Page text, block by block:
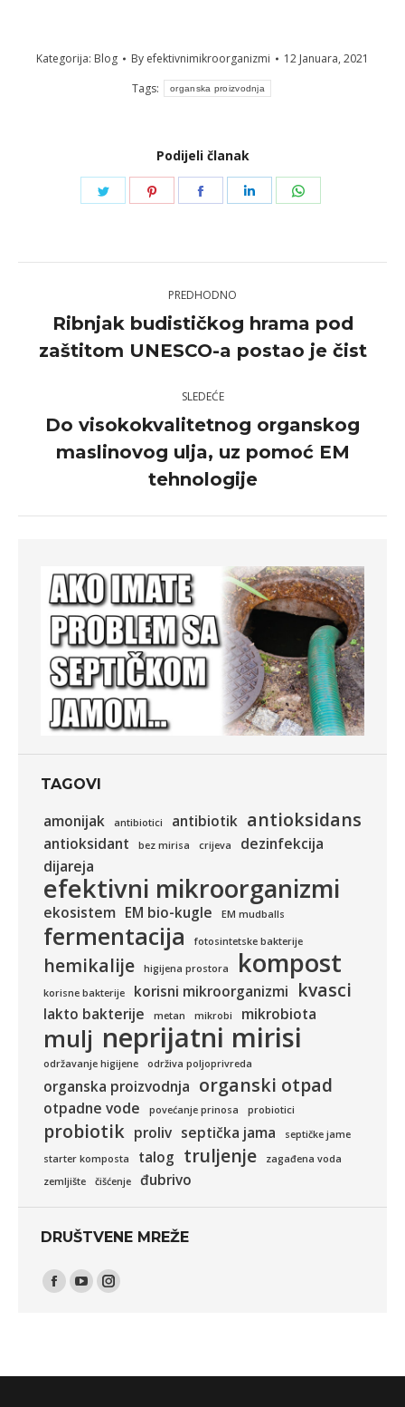
Kategorija: Blog By efektivnimikroorganizmi
12 Januara, 2021
Tags:
organska proizvodnja
Podijeli članak
Share
Share
Share
Share
navigation
PREDHODNO
Previous
post:
Ribnjak budističkog hrama pod
zaštitom UNESCO-a postao je čist
SLEDEĆE
Next
post:
Do visokokvalitetnog organskog
maslinovog ulja, uz pomoć EM
tehnologije
TAGOVI
amonijak antibiotici antibiotik antioksidans
antioksidant bez mirisa crijeva
dezinfekcija
dijareja
efektivni mikroorganizmi
ekosistem EM bio-kugle EM mudballs
fermentacija fotosintetske bakterije
hemikalije higijena prostora kompost
korisne bakterije korisni mikroorganizmi kvasci
lakto bakterije metan mikrobi mikrobiota
mulj neprijatni mirisi
održavanje higijene održiva poljoprivreda
organska proizvodnja organski otpad
otpadne vode povećanje prinosa probiotici
probiotik proliv septička jama
septičke jame
starter komposta
talog truljenje
zagađena voda
zemljište
čišćenje đubrivo
DRUŠTVENE MREŽE
Find us on:
Facebook
YouTubeInstagram